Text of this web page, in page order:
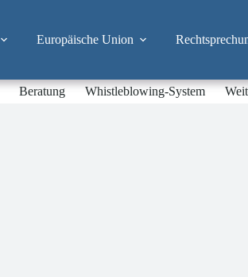
Europäische Union
Beratung Whistleblowing-System